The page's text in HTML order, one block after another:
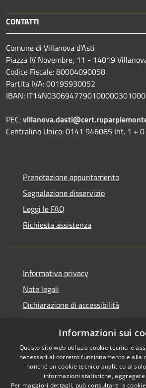
CONTATTI
Comune di Villanova d'Asti
Piazza IV Novembre, 11 - 14019
Codice Fiscale: 80004090058
Partita IVA: 00195930052
IBAN: IT14N0306947790100000301000
PEC:
Centralino Unico: 0141 946085 Int. 1 + 0
Prenotazione appuntamento
Segnalazione disservizio
Leggi le FAQ
Richiesta assistenza
Informativa privacy
Note legali
Dichiarazione di accessibilità
RSS
Accessibilità
Informazioni sui
Questo sito web utilizza cookie tecnici e
necessari al corretto funzionamento e alla
nonché un cookie tecnico analitico al
informazioni statistiche,
Per maggiori dettagli, può consultare la